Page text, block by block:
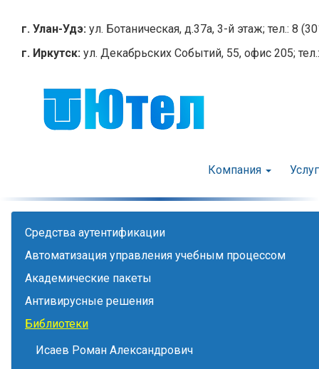
содержанию
г. Улан-Удэ: ул. Ботаническая, д.37а, 3-й этаж; тел.: 8
г. Иркутск: ул. Декабрьских Событий, 55, офис 205;
Компания
Cредства аутентификации
Автоматизация управления учебным процессом
Академические пакеты
Антивирусные решения
Библиотеки
Исаев Роман Александрович